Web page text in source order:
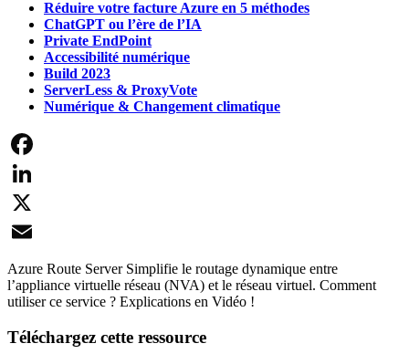
Réduire votre facture Azure en 5 méthodes
ChatGPT ou l’ère de l’IA
Private EndPoint
Accessibilité numérique
Build 2023
ServerLess & ProxyVote
Numérique & Changement climatique
Facebook
LinkedIn
X
Email
Azure Route Server Simplifie le routage dynamique entre
l’appliance virtuelle réseau (NVA) et le réseau virtuel. Comment
utiliser ce service ? Explications en Vidéo !
Téléchargez cette ressource